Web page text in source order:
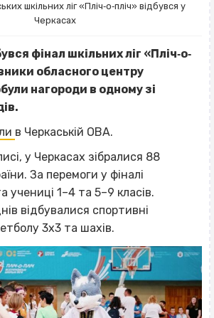
шкільних ліг «Пліч‐о‐пліч» відбувся у
Черкасах
фінал шкільних ліг «Пліч‐о‐
обласного центру
нагороди в одному зі
в Черкаській ОВА.
у Черкасах зібралися 88
За перемоги у фіналі
учениці 1–4 та 5–9 класів.
відбувалися спортивні
3х3 та шахів.